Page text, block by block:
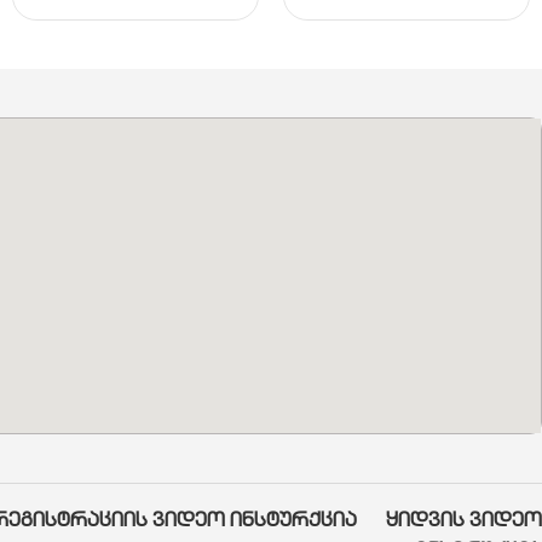
ვიდეო ინსტურქცია ყიდვის ვიდეო